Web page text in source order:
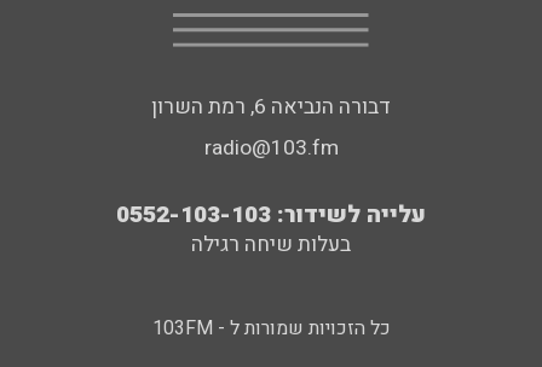
דבורה הנביאה 6, רמת השרון
radio@103.fm
עלייה לשידור: 0552-103-103
בעלות שיחה רגילה
כל הזכויות שמורות ל - 103FM